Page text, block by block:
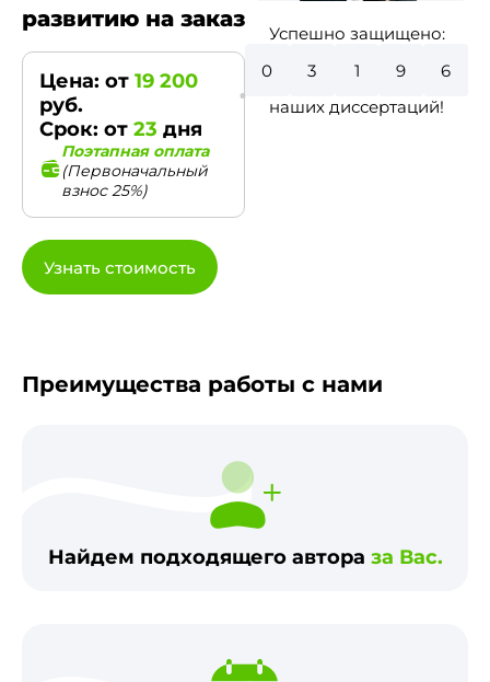
развитию на заказ
Цена: от 19 200
руб.
Срок: от 23 дня
Поэтапная оплата
(Первоначальный
взнос 25%)
Узнать стоимость
Успешно защищено:
4
1
6
3
0
наших диссертаций!
Преимущества работы с нами
Найдем подходящего автора за Вас.